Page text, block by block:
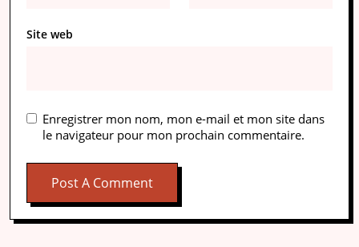
Site web
Enregistrer mon nom, mon e-mail et mon site dans
le navigateur pour mon prochain commentaire.